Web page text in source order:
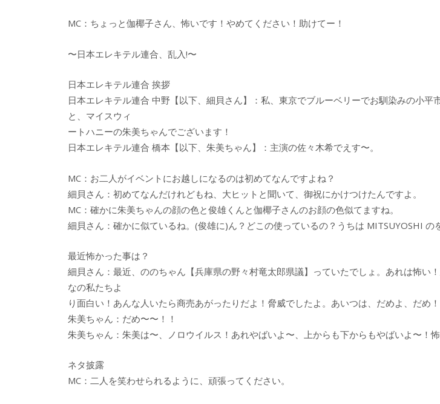
MC：ちょっと伽椰子さん、怖いです！やめてください！助けてー！
〜日本エレキテル連合、乱入!〜
日本エレキテル連合 挨拶
日本エレキテル連合 中野【以下、細貝さん】：私、東京でブルーベリーでお馴染みの小平
と、マイスウィ
ートハニーの朱美ちゃんでございます！
日本エレキテル連合 橋本【以下、朱美ちゃん】：主演の佐々木希でえす〜。
MC：お二人がイベントにお越しになるのは初めてなんですよね？
細貝さん：初めてなんだけれどもね、大ヒットと聞いて、御祝にかけつけたんですよ。
MC：確かに朱美ちゃんの顔の色と俊雄くんと伽椰子さんのお顔の色似てますね。
細貝さん：確かに似ているね。(俊雄に)ん？どこの使っているの？うちは MITSUYOSHI の
最近怖かった事は？
細貝さん：最近、ののちゃん【兵庫県の野々村竜太郎県議】っていたでしょ。あれは怖い
なの私たちよ
り面白い！あんな人いたら商売あがったりだよ！脅威でしたよ。あいつは、だめよ、だめ！
朱美ちゃん：だめ〜〜！！
朱美ちゃん：朱美は〜、ノロウイルス！あれやばいよ〜、上からも下からもやばいよ〜！怖
ネタ披露
MC：二人を笑わせられるように、頑張ってください。